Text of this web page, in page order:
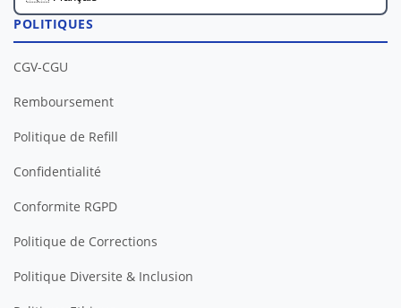
POLITIQUES
CGV-CGU
Remboursement
Politique de Refill
Confidentialité
Conformite RGPD
Politique de Corrections
Politique Diversite & Inclusion